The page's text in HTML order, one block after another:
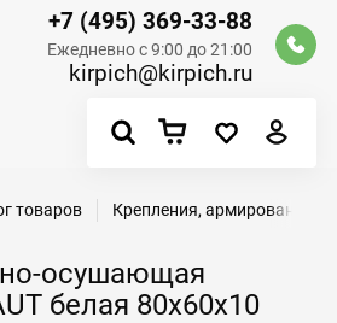
+7 (495) 369-33-88
Ежедневно с 9:00 до 21:00
kirpich@kirpich.ru
осушающая
белая 80х60х10
товаров Крепления, армирование